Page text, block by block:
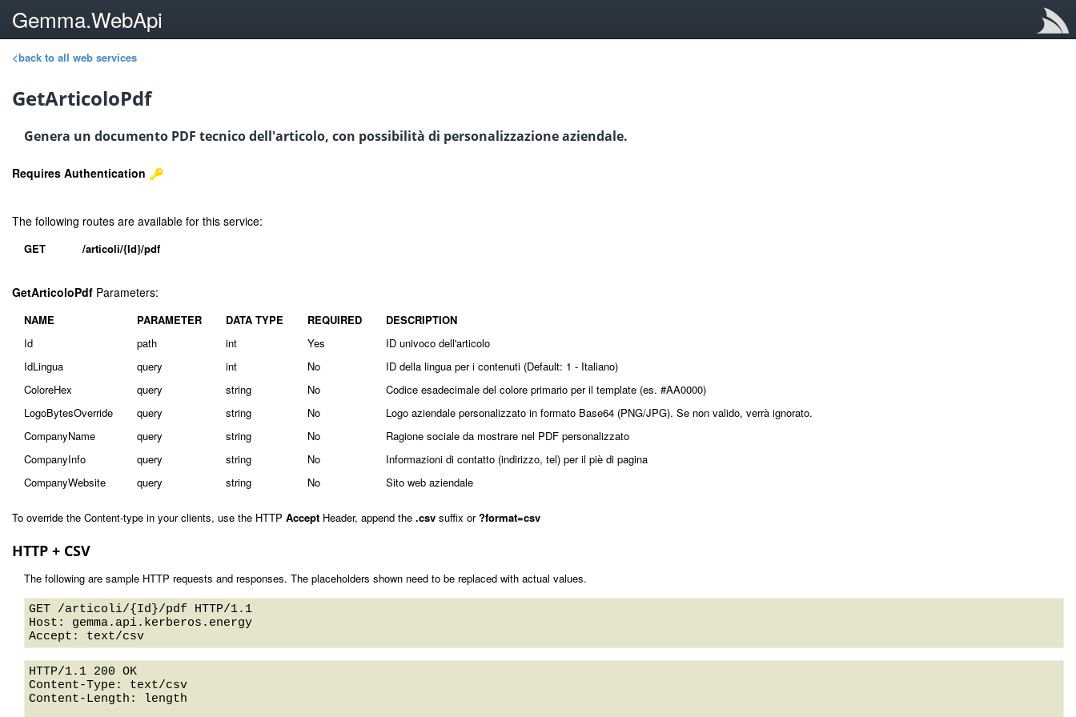
Gemma.WebApi
<back to all web services
GetArticoloPdf
Genera un documento PDF tecnico dell'articolo, con possibilità di personalizzazione aziendale.
Requires Authentication
The following routes are available for this service:
GET /articoli/{Id}/pdf
GetArticoloPdf Parameters:
NAME PARAMETER DATA TYPE REQUIRED
DESCRIPTION
Id
path int Yes
ID univoco dell'articolo
IdLingua
query int No
ID della lingua per i contenuti (Default: 1 - Italiano)
ColoreHex
query string No
Codice esadecimale del colore primario per il template (es. #AA0000)
LogoBytesOverride
query string No
Logo aziendale personalizzato in formato Base64 (PNG/JPG). Se non valido, verrà ignorato.
CompanyName
query string No
Ragione sociale da mostrare nel PDF personalizzato
CompanyInfo
query string No
Informazioni di contatto (indirizzo, tel) per il piè di pagina
CompanyWebsite
query string No Sito web aziendale
To override the Content-type in your clients, use the HTTP Accept Header, append the .csv suffix or?format=csv
HTTP + CSV
The following are sample HTTP requests and responses. The placeholders shown need to be replaced with actual values.
GET /articoli/{Id}/pdf HTTP/1.1
Host: gemma.api.kerberos.energy
HTTP/1.1 200 OK
Content-Type: text/csv
Content-Length: length